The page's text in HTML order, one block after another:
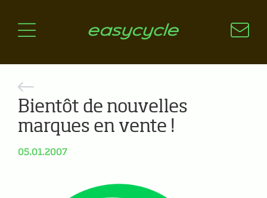
Aspects techniques
Questions / Réponses
A jour
News
Bientôt de nouvelles
marques en vente !
05.01.2007